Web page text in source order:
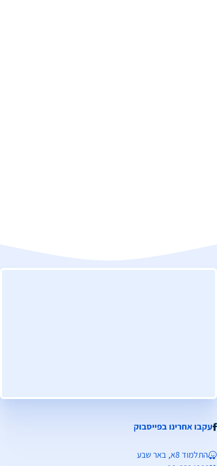
עקבו אחרינו בפייסבוק
התלמוד 8א, באר שבע